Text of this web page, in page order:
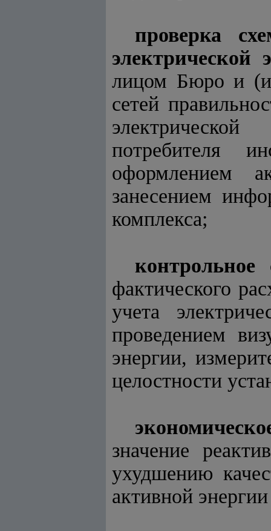
проверка
электрической
лицом Бюро и
сетей
потребителя
оформлением
занесением
комплекса;
фактического
учета
проведением
энергии,
целостности
значение
ухудшению
активной